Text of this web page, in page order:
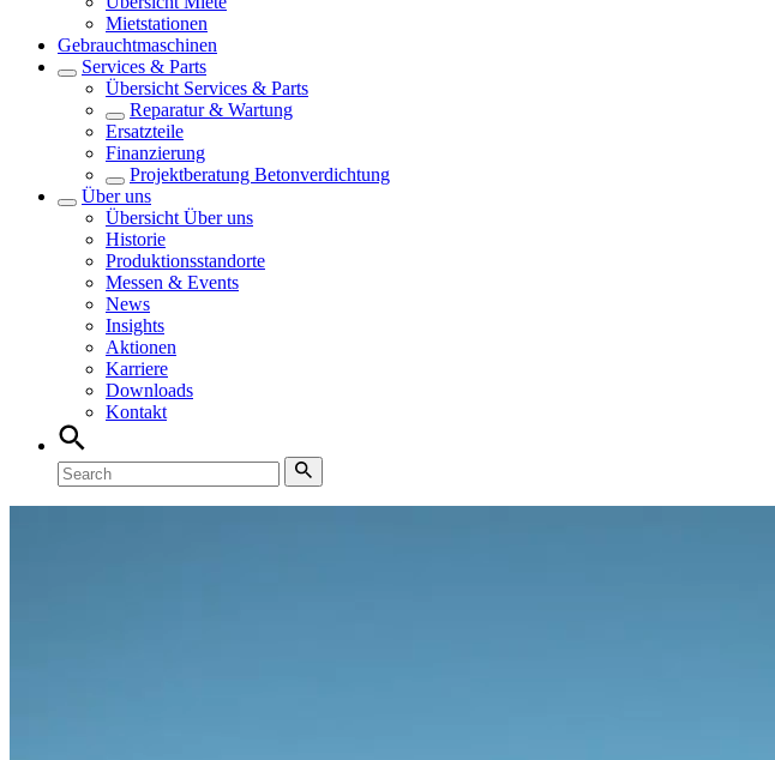
Mietstationen
Gebrauchtmaschinen
Services & Parts
Übersicht Services & Parts
Reparatur & Wartung
Ersatzteile
Finanzierung
Projektberatung Betonverdichtung
Über uns
Übersicht Über uns
Historie
Produktionsstandorte
Messen & Events
News
Insights
Aktionen
Karriere
Downloads
Kontakt